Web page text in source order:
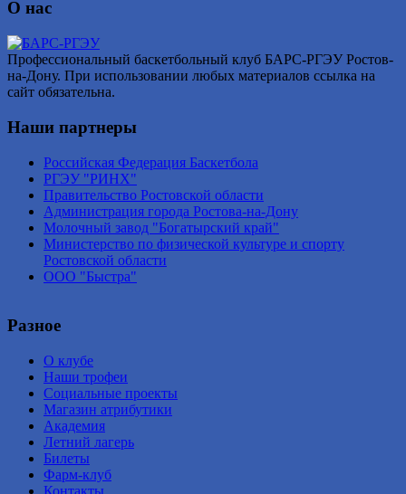
О нас
Профессиональный баскетбольный клуб БАРС-РГЭУ Ростов-
на-Дону. При использовании любых материалов ссылка на
сайт обязательна.
Наши партнеры
Российская Федерация Баскетбола
РГЭУ "РИНХ"
Правительство Ростовской области
Администрация города Ростова-на-Дону
Молочный завод "Богатырский край"
Министерство по физической культуре и спорту
Ростовской области
ООО "Быстра"
Разное
О клубе
Наши трофеи
Социальные проекты
Магазин атрибутики
Академия
Летний лагерь
Билеты
Фарм-клуб
Контакты